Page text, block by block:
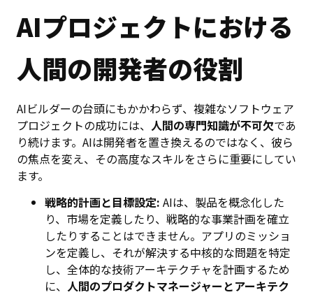
AIプロジェクトにおける
人間の開発者の役割
AIビルダーの台頭にもかかわらず、複雑なソフトウェア
プロジェクトの成功には、 人間の専門知識が不可欠であ
り続けます。AIは開発者を置き換えるのではなく、彼ら
の焦点を変え、その高度なスキルをさらに重要にしてい
ます。
戦略的計画と目標設定: AIは、製品を概念化した
り、市場を定義したり、戦略的な事業計画を確立
したりすることはできません。アプリのミッショ
ンを定義し、それが解決する中核的な問題を特定
し、全体的な技術アーキテクチャを計画するため
に、 人間のプロダクトマネージャーとアーキテク